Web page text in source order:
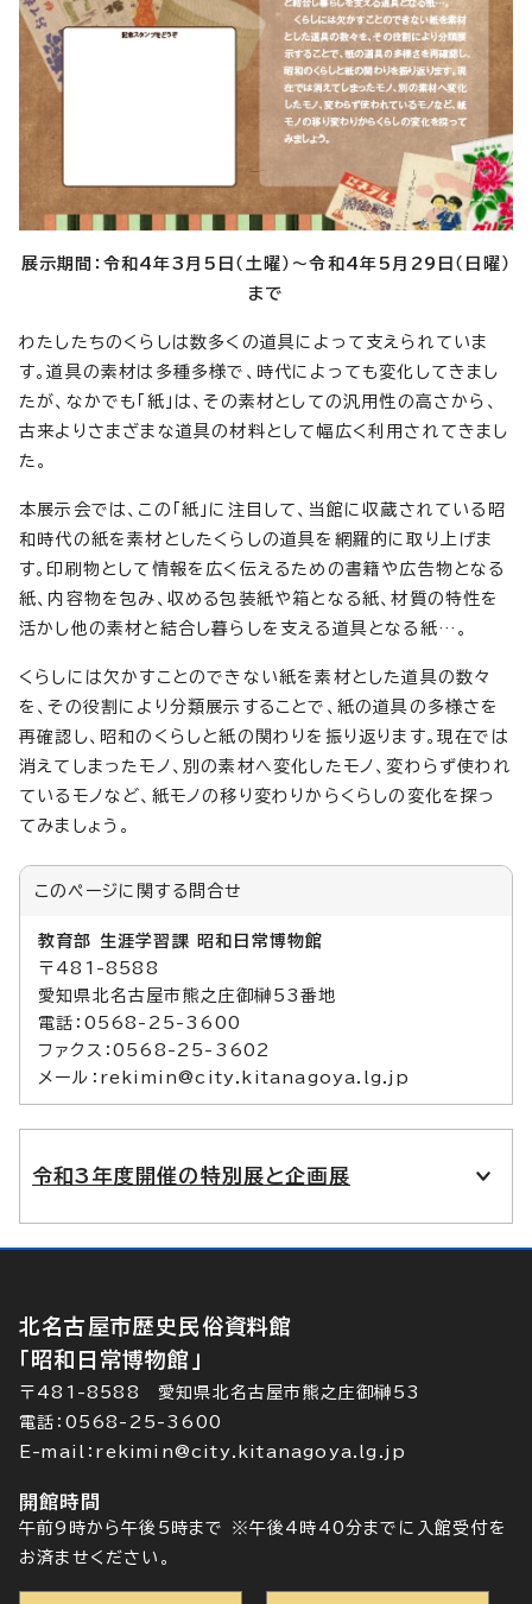
展示期間：令和4年3月5日（土曜）～令和4年5月29日（日曜）
まで
わたしたちのくらしは数多くの道具によって支えられていま
す。道具の素材は多種多様で、時代によっても変化してきまし
たが、なかでも「紙」は、その素材としての汎用性の高さから、
古来よりさまざまな道具の材料として幅広く利用されてきまし
た。
本展示会では、この「紙」に注目して、当館に収蔵されている昭
和時代の紙を素材としたくらしの道具を網羅的に取り上げま
す。印刷物として情報を広く伝えるための書籍や広告物となる
紙、内容物を包み、収める包装紙や箱となる紙、材質の特性を
活かし他の素材と結合し暮らしを支える道具となる紙…。
くらしには欠かすことのできない紙を素材とした道具の数々
を、その役割により分類展示することで、紙の道具の多様さを
再確認し、昭和のくらしと紙の関わりを振り返ります。現在では
消えてしまったモノ、別の素材へ変化したモノ、変わらず使われ
ているモノなど、紙モノの移り変わりからくらしの変化を探っ
てみましょう。
このページに関する 問合せ
教育部 生涯学習課 昭和日常博物館
〒481-8588
愛知県北名古屋市熊之庄御榊53番地
電話：0568-25-3600
ファクス：0568-25-3602
メール：rekimin@city.kitanagoya.lg.jp
令和3年度開催の特別展と企画展
北名古屋市歴史民俗資料館
「昭和日常博物館」
〒481-8588 愛知県北名古屋市熊之庄御榊53
電話：0568-25-3600
E-mail：rekimin@city.kitanagoya.lg.jp
開館時間
午前9時から午後5時まで ※午後4時40分までに入館受付を
お済ませください。